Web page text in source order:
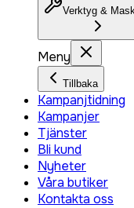
Verktyg &
Meny
Tillbaka
Kampanjtidning
Kampanjer
Tjänster
Bli kund
Nyheter
Våra butiker
Kontakta oss